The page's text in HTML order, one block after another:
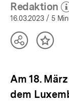
bpb.de
Redaktion
(Mehr
16.03.2023 / 5
TeilenInhalt
Am 18.
dem